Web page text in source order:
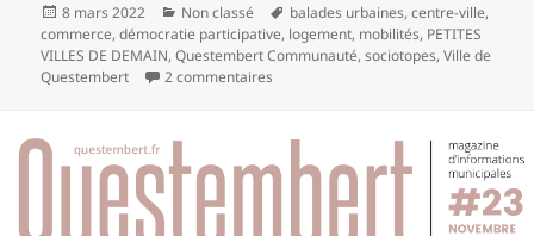
Publié
le
8 mars 2022 Catégories
Non classé
Mots-
clés
balades urbaines,centre-ville,
commerce,démocratie participative, logement, mobilités, PETITES
VILLES DE DEMAIN,Questembert Communauté,sociotopes,Ville de
Questembert
2 commentaires